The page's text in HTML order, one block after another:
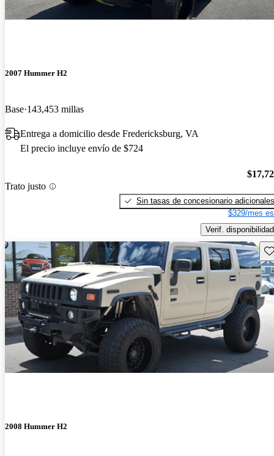
2007 Hummer H2
Base 143,453 millas
Entrega a domicilio desde Fredericksburg, VA
El precio incluye envío de $724
Trato justo
Sin tasas de concesionario adicionales
$329/mes
Verif. disponibilidad
2008 Hummer H2